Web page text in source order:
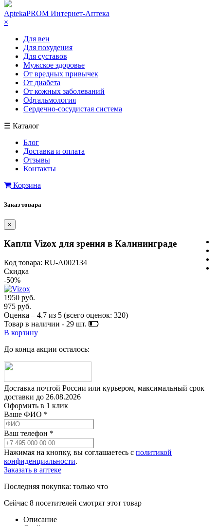
AptekaPROM Интернет-Аптека
×
Для вен
Для похудения
Для суставов
Мужское здоровье
От вредных привычек
От диабета
От кожных заболеваний
Офтальмология
Сердечно-сосудистая система
☰ Каталог
Блог
Доставка и оплата
Отзывы
Контакты
Корзина
Заказ товара
×
Капли Vizox для зрения в Калининграде
Код товара: RU-A002134
Скидка
-50%
1950 руб.
975 руб.
Оценка – 4.7 из 5 (всего оценок: 320)
Товар в наличии - 29 шт.
В корзину
До конца акции осталось:
Доставка почтой России или курьером, максимальный срок
доставки до 26.08.2026
Оформить в 1 клик
Ваше ФИО *
Ваш телефон *
Нажимая на кнопку, вы соглашаетесь с политикой
конфиденциальности.
Заказать в аптеке
Последняя покупка: только что
Сейчас 8 посетителей смотрят этот товар
Описание